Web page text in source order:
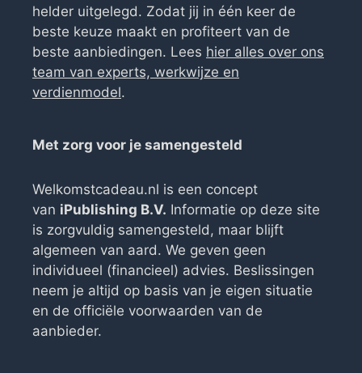
helder uitgelegd. Zodat jij in één keer de
beste keuze maakt en profiteert van de
beste aanbiedingen. Lees hier alles over ons
team van experts, werkwijze en
verdienmodel.
Met zorg voor je samengesteld
Welkomstcadeau.nl is een concept
van iPublishing B.V. Informatie op deze site
is zorgvuldig samengesteld, maar blijft
algemeen van aard. We geven geen
individueel (financieel) advies. Beslissingen
neem je altijd op basis van je eigen situatie
en de officiële voorwaarden van de
aanbieder.